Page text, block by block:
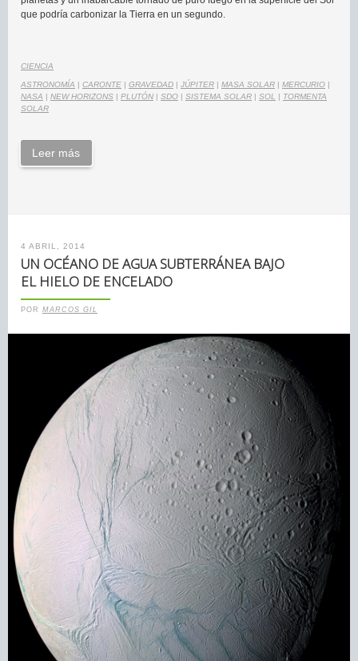
que podría carbonizar la Tierra en un segundo.
CIENCIA
ASTRONOMÍA | CARONTE | GRAVEDAD | JÚPITER | MASA SOLAR | MERCURIO |
NASA | NEW HORIZONS | PLUTÓN | SDO | SISTEMA SOLAR | SOL | TORMENTA
SOLAR
Leer más
4 ABRIL, 2014
UN OCÉANO DE AGUA SUBTERRÁNEA BAJO
EL HIELO DE ENCELADO
POR MARCOS GIL